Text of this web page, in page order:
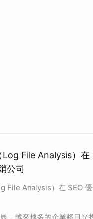
File Analysis）在
公司
File Analysis）在 SEO
，越來越多的企業將目光